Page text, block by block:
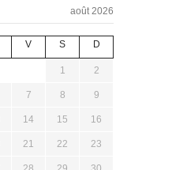
août 2026
V S D
1 2
7 8 9
14 15 16
21 22 23